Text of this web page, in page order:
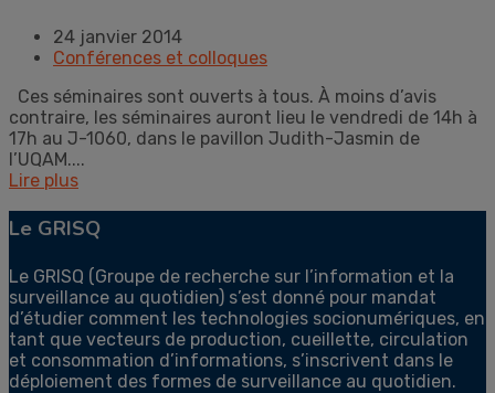
24 janvier 2014
Conférences et colloques
Ces séminaires sont ouverts à tous. À moins d’avis
contraire, les séminaires auront lieu le vendredi de 14h à
17h au J-1060, dans le pavillon Judith-Jasmin de
l’UQAM....
Lire plus
Le GRISQ
Le GRISQ (Groupe de recherche sur l’information et la
surveillance au quotidien) s’est donné pour mandat
d’étudier comment les technologies socionumériques, en
tant que vecteurs de production, cueillette, circulation
et consommation d’informations, s’inscrivent dans le
déploiement des formes de surveillance au quotidien.